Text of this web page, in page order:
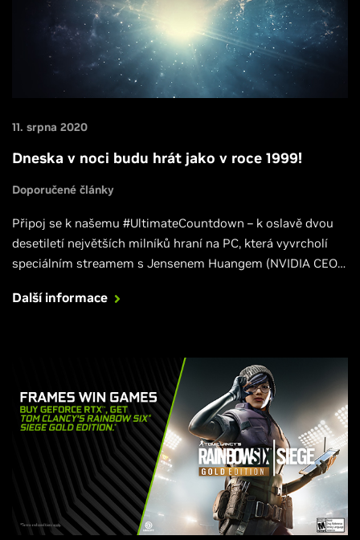
11. srpna 2020
Dneska v noci budu hrát jako v roce 1999!
Doporučené články
Připoj se k našemu #UltimateCountdown – k oslavě dvou
desetiletí největších milníků hraní na PC, která vyvrcholí
speciálním streamem s Jensenem Huangem (NVIDIA CEO),
Další informace